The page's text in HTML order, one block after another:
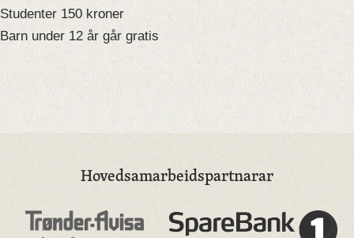
Studenter 150 kroner
Barn under 12 år går gratis
Hovedsamarbeidspartnarar